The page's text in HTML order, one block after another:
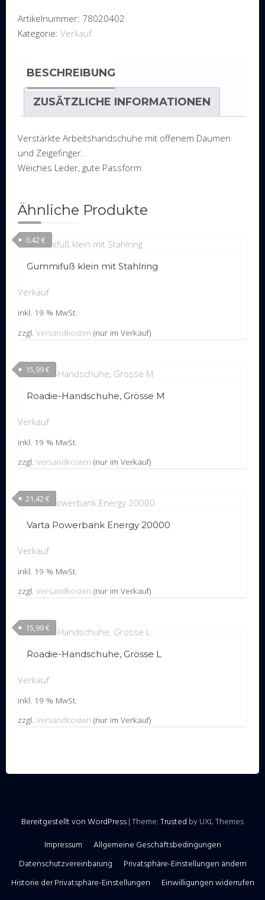
XL
Menge
Artikelnummer: 78020402
Kategorie: Verkauf
BESCHREIBUNG
ZUSÄTZLICHE INFORMATIONEN
Verstärkte Arbeitshandschuhe mit offenem Daumen
und Zeigefinger.
Weiches Leder, gute Passform.
Ähnliche Produkte
Gummifuß klein mit Stahlring
0,42€
Verkauf
inkl. 19 % MwSt.
zzgl. Versandkosten (nur im Verkauf)
Roadie-Handschuhe, Grösse M
15,99€
Verkauf
inkl. 19 % MwSt.
zzgl. Versandkosten (nur im Verkauf)
Varta Powerbank Energy 20000
21,42€
Verkauf
inkl. 19 % MwSt.
zzgl. Versandkosten (nur im Verkauf)
Roadie-Handschuhe, Grösse L
15,99€
Verkauf
inkl. 19 % MwSt.
zzgl. Versandkosten (nur im Verkauf)
Bereitgestellt von WordPress|Theme:Trusted by UXL Themes
Impressum
Allgemeine Geschäftsbedingungen
Datenschutzvereinbarung
Privatsphäre-Einstellungen ändern
Historie der Privatsphäre-Einstellungen
Einwilligungen widerrufen